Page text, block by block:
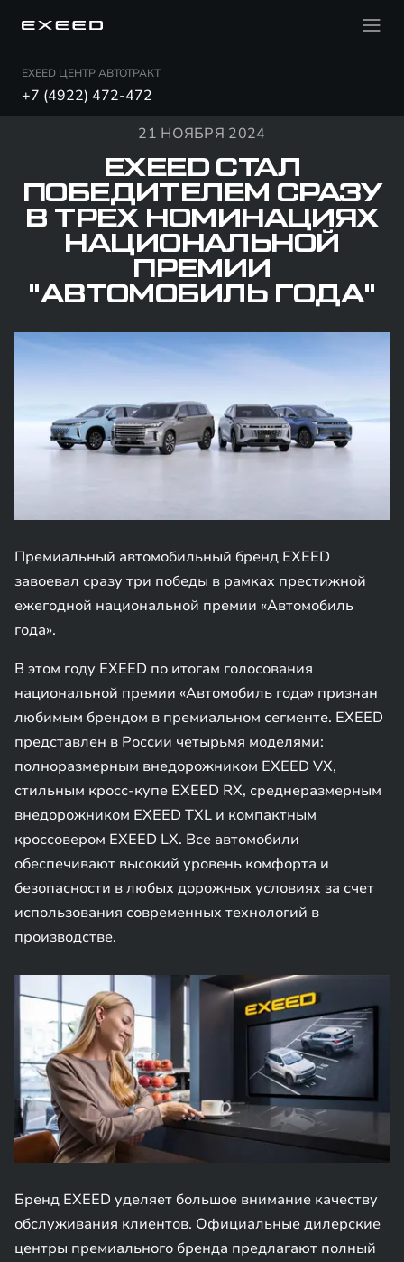
EXEED ЦЕНТР АВТОТРАКТ
+7 (4922) 472-472
21 НОЯБРЯ 2024
EXEED СТАЛ
ПОБЕДИТЕЛЕМ СРАЗУ
В ТРЕХ НОМИНАЦИЯХ
НАЦИОНАЛЬНОЙ
ПРЕМИИ
"АВТОМОБИЛЬ ГОДА"
Премиальный автомобильный бренд EXEED
завоевал сразу три победы в рамках престижной
ежегодной национальной премии «Автомобиль
года».
В этом году EXEED по итогам голосования
национальной премии «Автомобиль года» признан
любимым брендом в премиальном сегменте. EXEED
представлен в России четырьмя моделями:
полноразмерным внедорожником EXEED VX,
стильным кросс-купе EXEED RX, среднеразмерным
внедорожником EXEED TXL и компактным
кроссовером EXEED LX. Все автомобили
обеспечивают высокий уровень комфорта и
безопасности в любых дорожных условиях за счет
использования современных технологий в
производстве.
Бренд EXEED уделяет большое внимание качеству
обслуживания клиентов. Официальные дилерские
центры премиального бренда предлагают полный